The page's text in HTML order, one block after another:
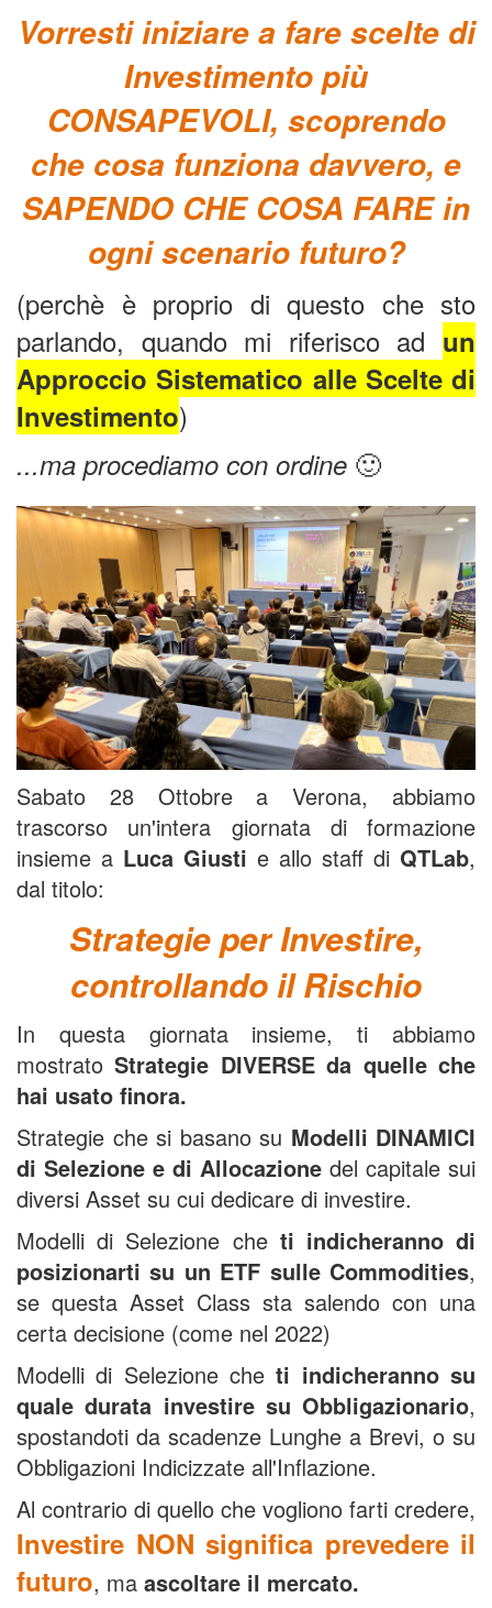
Vorresti iniziare a fare scelte di
Investimento più
CONSAPEVOLI, scoprendo
che cosa funziona davvero, e
SAPENDO CHE COSA FARE in
ogni scenario futuro?
(perchè è proprio di questo che sto
parlando, quando mi riferisco ad un
Approccio Sistematico alle Scelte di
Investimento)
...ma procediamo con ordine 🙂
Sabato 28 Ottobre a Verona, abbiamo
trascorso un'intera giornata di formazione
insieme a Luca Giusti e allo staff di QTLab,
dal titolo:
Strategie per Investire,
controllando il Rischio
In questa giornata insieme, ti abbiamo
mostratoStrategie DIVERSE da quelle che
hai usato finora.
Strategie che si basano su Modelli DINAMICI
di Selezione e di Allocazione del capitale sui
diversi Asset su cui dedicare di investire.
Modelli di Selezione che ti indicheranno di
posizionarti su un ETF sulle Commodities,
se questa Asset Class sta salendo con una
certa decisione (come nel 2022)
Modelli di Selezione cheti indicheranno su
quale durata investire su Obbligazionario,
spostandoti da scadenze Lunghe a Brevi, o su
Obbligazioni Indicizzate all'Inflazione.
Al contrario di quello che vogliono farti credere,
Investire NON significa prevedere il
futuro, ma ascoltare il mercato.